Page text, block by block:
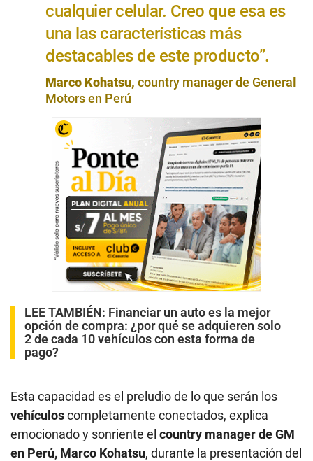
cualquier celular. Creo que esa es
una las características más
destacables de este producto”.
Marco Kohatsu, country manager de General
Motors en Perú
LEE TAMBIÉN: Financiar un auto es la mejor
opción de compra: ¿por qué se adquieren solo
2 de cada 10 vehículos con esta forma de
pago?
Esta capacidad es el preludio de lo que serán los
vehículoscompletamente conectados, explica
emocionado y sonriente el country manager de GM
en Perú, Marco Kohatsu, durante la presentación del